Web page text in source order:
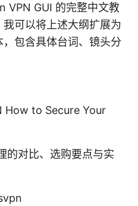
GUI 的完整中文教
可以将上述大纲扩展为
包含具体台词、镜头分
How to Secure Your
的对比、选购要点与实